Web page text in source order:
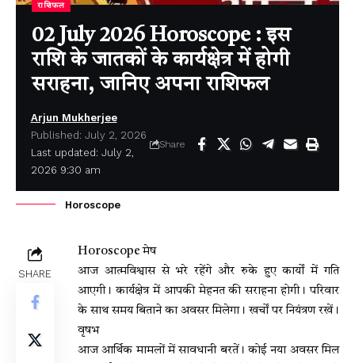
राशिफल
02 July 2026 Horoscope : इस
राशि के जातकों के कार्यक्षेत्र में होगी
सराहना, जानिए अपना राशिफल
Last updated: July 2,
2026 9:30 am
Arjun Mukherjee
Published: July 2, 2026
Share
Horoscope
SHARE
Horoscope मेष
आज आत्मविश्वास से भरे रहेंगे और रुके हुए कार्यों में गति
आएगी। कार्यक्षेत्र में आपकी मेहनत की सराहना होगी। परिवार
के साथ समय बिताने का अवसर मिलेगा। खर्चों पर नियंत्रण रखें।
वृषभ
आज आर्थिक मामलों में सावधानी बरतें। कोई नया अवसर मिल